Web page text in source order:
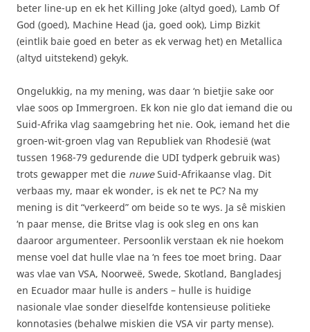
beter line-up en ek het Killing Joke (altyd goed), Lamb Of
God (goed), Machine Head (ja, goed ook), Limp Bizkit
(eintlik baie goed en beter as ek verwag het) en Metallica
(altyd uitstekend) gekyk.
Ongelukkig, na my mening, was daar ‘n bietjie sake oor
vlae soos op Immergroen. Ek kon nie glo dat iemand die ou
Suid-Afrika vlag saamgebring het nie. Ook, iemand het die
groen-wit-groen vlag van Republiek van Rhodesië (wat
tussen 1968-79 gedurende die UDI tydperk gebruik was)
trots gewapper met die nuweSuid-Afrikaanse vlag. Dit
verbaas my, maar ek wonder, is ek net te PC? Na my
mening is dit “verkeerd” om beide so te wys. Ja sê miskien
‘n paar mense, die Britse vlag is ook sleg en ons kan
daaroor argumenteer. Persoonlik verstaan ek nie hoekom
mense voel dat hulle vlae na ‘n fees toe moet bring. Daar
was vlae van VSA, Noorweë, Swede, Skotland, Bangladesj
en Ecuador maar hulle is anders – hulle is huidige
nasionale vlae sonder dieselfde kontensieuse politieke
konnotasies (behalwe miskien die VSA vir party mense).